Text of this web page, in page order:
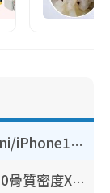
豐澤優惠勁減低至44折！Mac mini/iPhone17Pro大減價！廚房家電$220起
港大推賽馬會強化骨骼計劃！$100骨質密度X光檢查 完成免費運動訓練送超市禮券！附參加資格